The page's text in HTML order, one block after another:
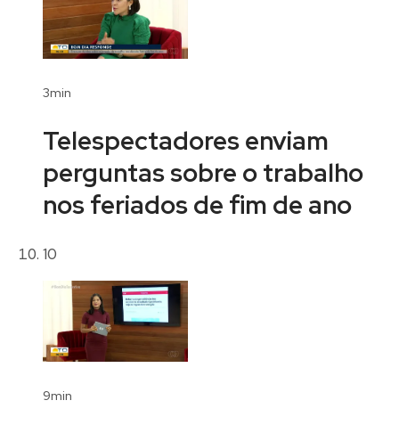
3min
Telespectadores enviam
perguntas sobre o trabalho
nos feriados de fim de ano
10
9min